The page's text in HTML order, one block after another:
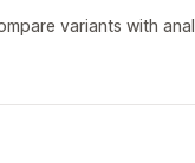
variants with